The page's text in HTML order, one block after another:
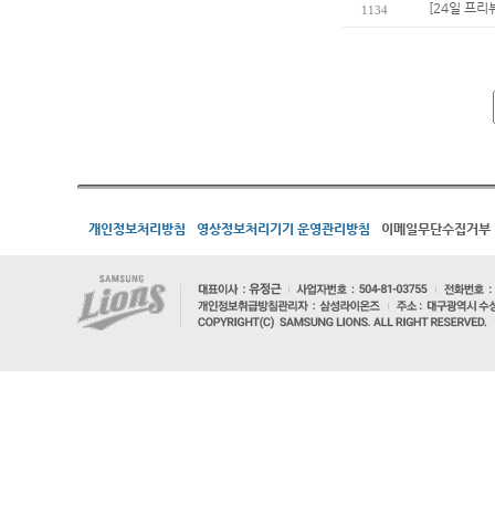
1134 [24일 프리
개인정보처리방침 영상정보처리기기 운영관리방침 이메일무단수집거부